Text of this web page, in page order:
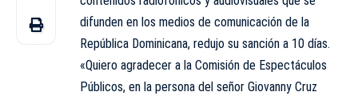
difunden en los medios de comunicación de la
República Dominicana, redujo su sanción a 10 días.
«Quiero agradecer a la Comisión de Espectáculos
Públicos, en la persona del señor Giovanny Cruz